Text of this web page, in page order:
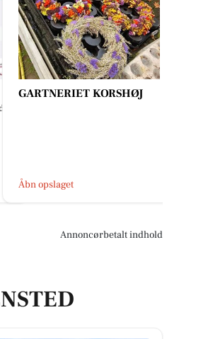
GARTNERIET KORSHØJ
Åbn opslaget
Annoncørbetalt indhold